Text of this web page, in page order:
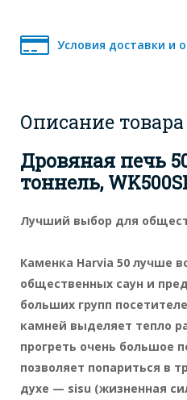
Условия доставки и
Описание товара
Дровяная печь
тоннель,
Лучший выбор для
Каменка Harvia 50 лучше
общественных саун и
больших групп
камней выделяет тепло
прогреть очень большое
позволяет попариться в
духе — sisu (жизненная